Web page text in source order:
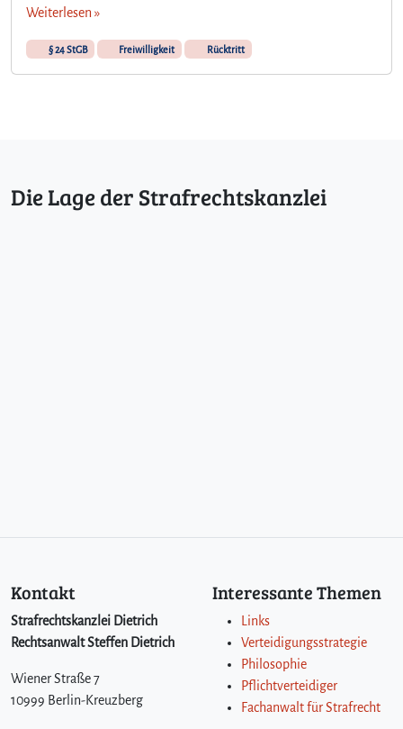
i
s
4
S
G
B
Weiterlesen »
§ 24 StGB Freiwilligkeit Rücktritt
Die Lage der Strafrechtskanzlei
Kontakt
Strafrechtskanzlei Dietrich
Rechtsanwalt Steffen Dietrich
Wiener Straße 7
10999 Berlin-Kreuzberg
Interessante Themen
Links
Verteidigungsstrategie
Philosophie
Pflichtverteidiger
Fachanwalt für Strafrecht